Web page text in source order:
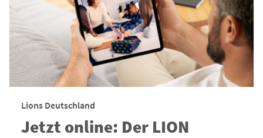
Lions Deutschland
Jetzt online: Der LION